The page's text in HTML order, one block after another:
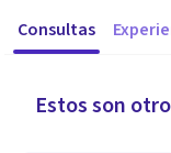
Consultas
Estos son